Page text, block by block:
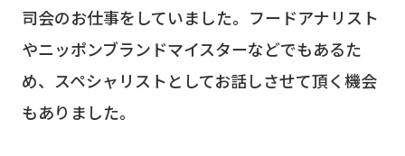
司会のお仕事をしていました。フードアナリスト
やニッポンブランドマイスターなどでもあるた
め、スペシャリストとしてお話しさせて頂く機会
もありました。